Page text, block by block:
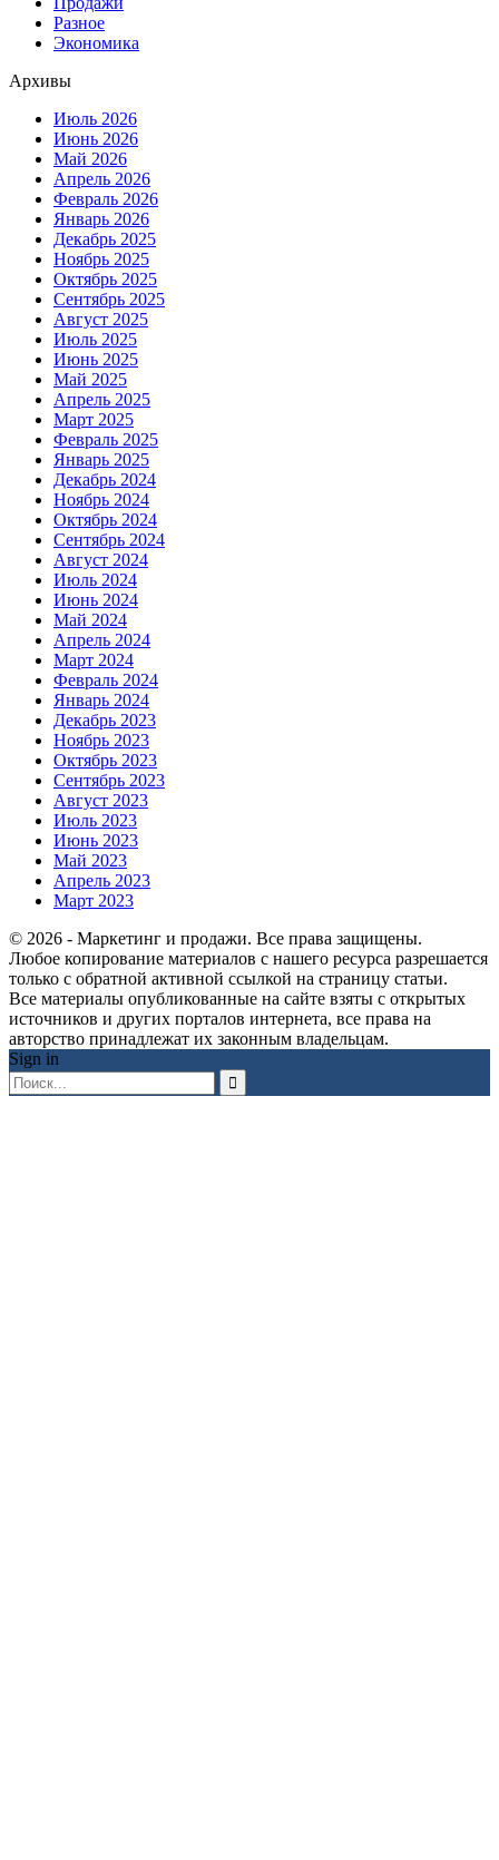
Разное
Экономика
Архивы
Июль 2026
Июнь 2026
Май 2026
Апрель 2026
Февраль 2026
Январь 2026
Декабрь 2025
Ноябрь 2025
Октябрь 2025
Сентябрь 2025
Август 2025
Июль 2025
Июнь 2025
Май 2025
Апрель 2025
Март 2025
Февраль 2025
Январь 2025
Декабрь 2024
Ноябрь 2024
Октябрь 2024
Сентябрь 2024
Август 2024
Июль 2024
Июнь 2024
Май 2024
Апрель 2024
Март 2024
Февраль 2024
Январь 2024
Декабрь 2023
Ноябрь 2023
Октябрь 2023
Сентябрь 2023
Август 2023
Июль 2023
Июнь 2023
Май 2023
Апрель 2023
Март 2023
© 2026 - Маркетинг и продажи. Все права защищены.
Любое копирование материалов с нашего ресурса разрешается
только с обратной активной ссылкой на страницу статьи.
Все материалы опубликованные на сайте взяты с открытых
источников и других порталов интернета, все права на
авторство принадлежат их законным владельцам.
Sign in